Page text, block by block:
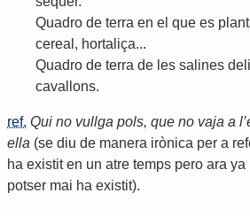
Quadro de terra en el que es
cereal , hortaliça...
Quadro de terra de les salines
cavallons.
ref. Qui no vullga pols, que no vaja a
ella (se diu de manera irònica per a
ha existit en un atre temps pero ara
potser mai ha existit).